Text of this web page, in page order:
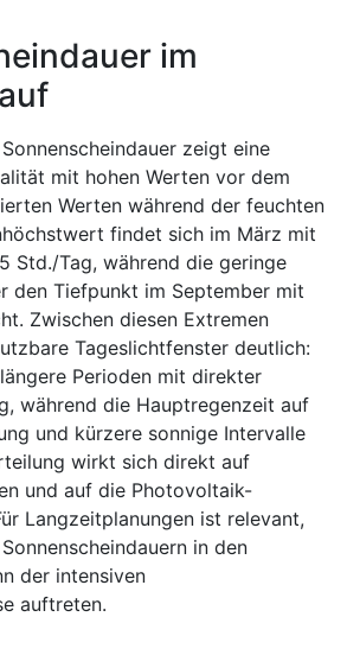
im
zeigt eine
mit hohen Werten vor dem
Werten während der feuchten
findet sich im März mit
Std./Tag, während die geringe
den Tiefpunkt im September mit
Zwischen diesen Extremen
Tageslichtfenster deutlich:
Perioden mit direkter
während die Hauptregenzeit auf
und kürzere sonnige Intervalle
wirkt sich direkt auf
und auf die Photovoltaik-
Langzeitplanungen ist relevant,
in den
der intensiven
auftreten.